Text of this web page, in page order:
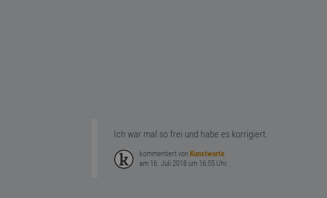
Ich war mal so frei und habe es korrigiert.
kommentiert von Kunstworte
am 16. Juli 2018 um 16:55 Uhr.